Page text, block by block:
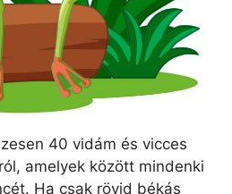
40 vidám és vicces
amelyek között mindenki
Ha csak rövid békás